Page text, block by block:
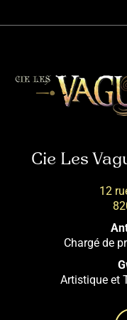
Cie Les
12
Chargé de
Artistique et